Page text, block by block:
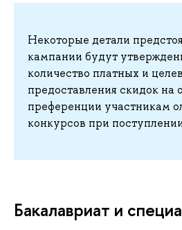
Некоторые детали
кампании будут
количество платных и
предоставления скидок на
преференции участникам
конкурсов при
Бакалавриат и